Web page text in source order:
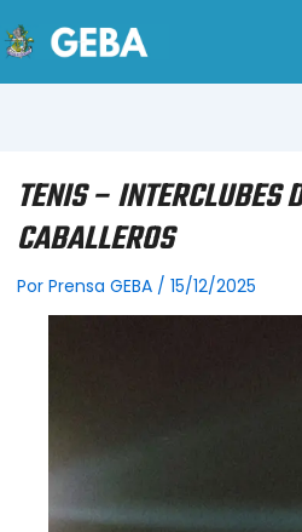
TENIS – INTERCLUBES
CABALLEROS
Por Prensa GEBA / 15/12/2025